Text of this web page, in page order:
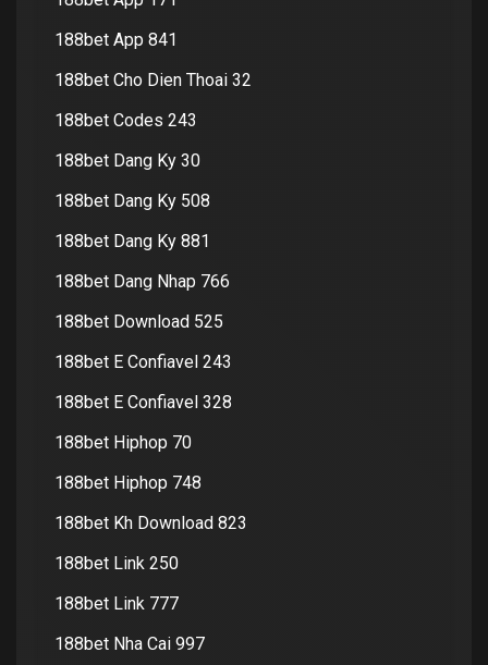
188bet App 841
188bet Cho Dien Thoai 32
188bet Codes 243
188bet Dang Ky 30
188bet Dang Ky 508
188bet Dang Ky 881
188bet Dang Nhap 766
188bet Download 525
188bet E Confiavel 243
188bet E Confiavel 328
188bet Hiphop 70
188bet Hiphop 748
188bet Kh Download 823
188bet Link 250
188bet Link 777
188bet Nha Cai 997